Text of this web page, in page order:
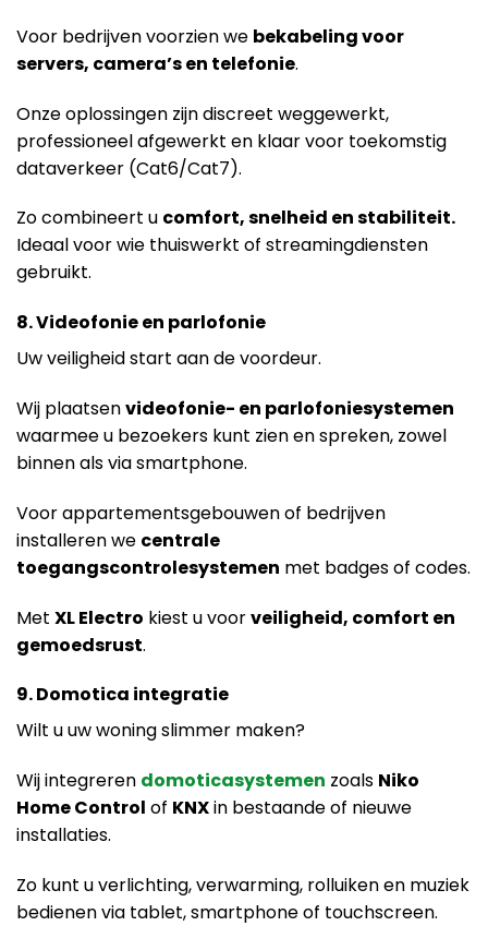
Voor bedrijven voorzien we bekabeling voor
servers, camera’s en telefonie.
Onze oplossingen zijn discreet weggewerkt,
professioneel afgewerkt en klaar voor toekomstig
dataverkeer (Cat6/Cat7).
Zo combineert u comfort, snelheid en stabiliteit.
Ideaal voor wie thuiswerkt of streamingdiensten
gebruikt.
8. Videofonie en parlofonie
Uw veiligheid start aan de voordeur.
Wij plaatsenvideofonie- en parlofoniesystemen
waarmee u bezoekers kunt zien en spreken, zowel
binnen als via smartphone.
Voor appartementsgebouwen of bedrijven
installeren we centrale
toegangscontrolesystemen met badges of codes.
Met XL Electro kiest u voorveiligheid, comfort en
gemoedsrust.
9. Domotica integratie
Wilt u uw woning slimmer maken?
Wij integreren domoticasystemen zoals Niko
Home Control of KNXin bestaande of nieuwe
installaties.
Zo kunt u verlichting, verwarming, rolluiken en muziek
bedienen via tablet, smartphone of touchscreen.